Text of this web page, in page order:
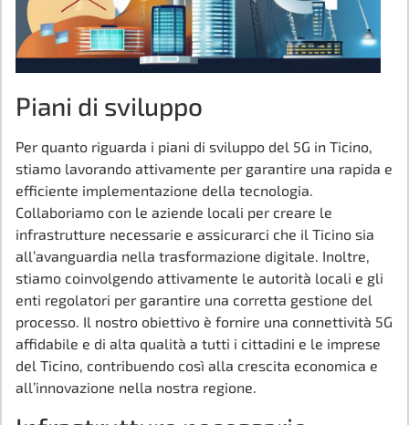
Piani di sviluppo
Per quanto riguarda i piani di sviluppo del 5G in Ticino,
stiamo lavorando attivamente per garantire una rapida e
efficiente implementazione della tecnologia.
Collaboriamo con le aziende locali per creare le
infrastrutture necessarie e assicurarci che il Ticino sia
all’avanguardia nella trasformazione digitale. Inoltre,
stiamo coinvolgendo attivamente le autorità locali e gli
enti regolatori per garantire una corretta gestione del
processo. Il nostro obiettivo è fornire una connettività 5G
affidabile e di alta qualità a tutti i cittadini e le imprese
del Ticino, contribuendo così alla crescita economica e
all’innovazione nella nostra regione.